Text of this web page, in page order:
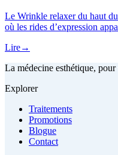
Le Wrinkle relaxer du haut
où les rides d’expression
Lire→
La médecine esthétique,
Explorer
Traitements
Promotions
Blogue
Contact